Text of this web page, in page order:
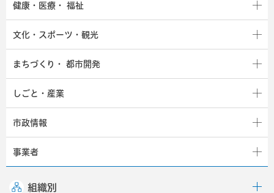
健康・医療・ 福祉
文化・スポーツ・観光
まちづくり・ 都市開発
しごと・産業
市政情報
事業者
組織別